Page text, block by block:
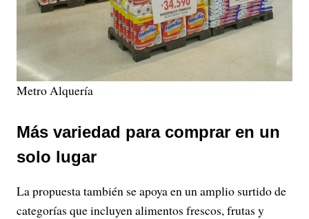
Metro Alquería
Más variedad para comprar en un
solo lugar
La propuesta también se apoya en un amplio surtido de
categorías que incluyen alimentos frescos, frutas y